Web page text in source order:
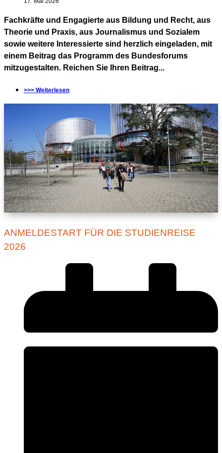
Fachkräfte und Engagierte aus Bildung und Recht, aus
Theorie und Praxis, aus Journalismus und Sozialem
sowie weitere Interessierte sind herzlich eingeladen, mit
einem Beitrag das Programm des Bundesforums
mitzugestalten. Reichen Sie Ihren Beitrag...
>>> Weiterlesen
ANMELDESTART FÜR DIE STUDIENREISE
2026